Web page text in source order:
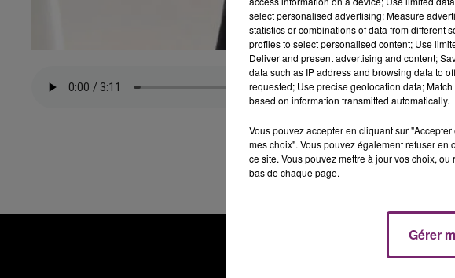
select personalised advertising; Measure
statistics or combinations of data from different
profiles to select personalised content; Use
Deliver and present advertising and content;
data such as IP address and browsing data to
requested; Use precise geolocation data;
based on information transmitted automatically.
Vous pouvez accepter en cliquant sur
mes choix". Vous pouvez également refuser
ce site. Vous pouvez mettre à jour vos choix,
bas de chaque page.
Gérer